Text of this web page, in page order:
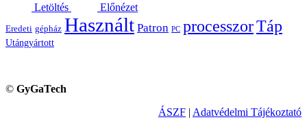
Letöltés Előnézet
Eredeti gépház Használt Patron PC processzorTáp
Utángyártott
© GyGaTech
ÁSZF | Adatvédelmi Tájékoztató